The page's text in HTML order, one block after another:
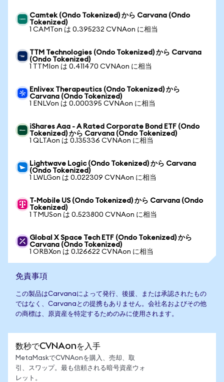
Camtek (Ondo Tokenized) から Carvana (Ondo
Tokenized)
1 CAMTon は 0.395232 CVNAon に相当
TTM Technologies (Ondo Tokenized) から Carvana
(Ondo Tokenized)
1 TTMIon は 0.411470 CVNAon に相当
Enlivex Therapeutics (Ondo Tokenized) から
Carvana (Ondo Tokenized)
1 ENLVon は 0.000395 CVNAon に相当
iShares Aaa - A Rated Corporate Bond ETF (Ondo
Tokenized) から Carvana (Ondo Tokenized)
1 QLTAon は 0.135336 CVNAon に相当
Lightwave Logic (Ondo Tokenized) から Carvana
(Ondo Tokenized)
1 LWLGon は 0.022309 CVNAon に相当
T-Mobile US (Ondo Tokenized) から Carvana (Ondo
Tokenized)
1 TMUSon は 0.523800 CVNAon に相当
Global X Space Tech ETF (Ondo Tokenized) から
Carvana (Ondo Tokenized)
1 ORBXon は 0.126622 CVNAon に相当
免責事項
この製品はCarvanaによって発行、後援、または承認されたもの
ではなく、Carvanaとの提携もありません。会社名およびその他
の商標は、原資産を特定するためのみに使用されます。
数秒でCVNAonを入手
MetaMaskでCVNAonを購入、売却、取
引、スワップ。最も信頼される暗号資産ウォ
レット。